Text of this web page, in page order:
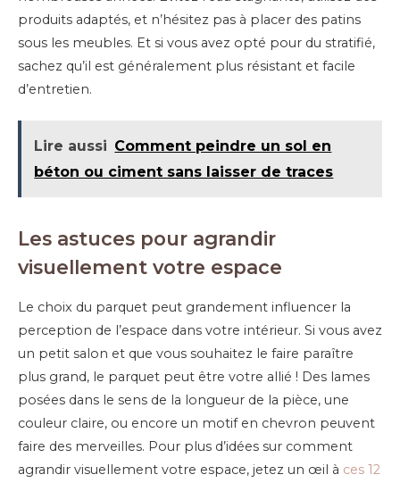
produits adaptés, et n’hésitez pas à placer des patins
sous les meubles. Et si vous avez opté pour du stratifié,
sachez qu’il est généralement plus résistant et facile
d’entretien.
Lire aussi Comment peindre un sol en
béton ou ciment sans laisser de traces
Les astuces pour agrandir
visuellement votre espace
Le choix du parquet peut grandement influencer la
perception de l’espace dans votre intérieur. Si vous avez
un petit salon et que vous souhaitez le faire paraître
plus grand, le parquet peut être votre allié ! Des lames
posées dans le sens de la longueur de la pièce, une
couleur claire, ou encore un motif en chevron peuvent
faire des merveilles. Pour plus d’idées sur comment
agrandir visuellement votre espace, jetez un œil à ces 12